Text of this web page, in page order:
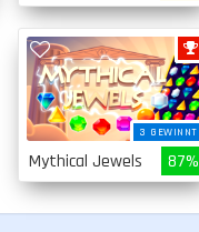
3 GEWINNT
Mythical Jewels 87%